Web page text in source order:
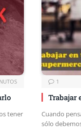
tener
1
Trabajar
Cuando
sólo